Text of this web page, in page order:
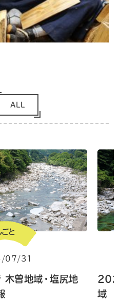
ALL
しごと
07/31
曽地域・塩尻地
域